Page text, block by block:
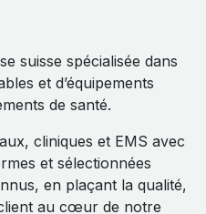
suisse spécialisée dans
et d’équipements
de santé.
cliniques et EMS avec
et sélectionnées
en plaçant la qualité,
au cœur de notre